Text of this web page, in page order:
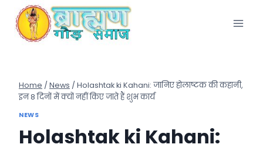
content
Home / News / Holashtak ki Kahani: जानिए होलाष्टक की कहानी,
इन 8 दिनों में क्यों नहीं किए जाते हैं शुभ कार्य
NEWS
Holashtak ki Kahani: